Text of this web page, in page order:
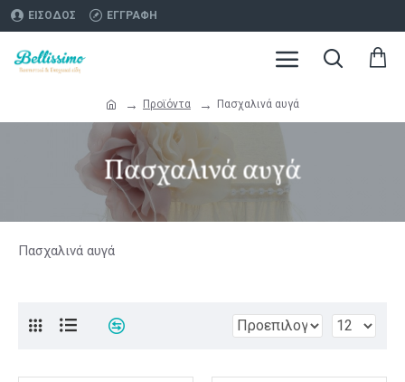
ΕΊΣΟΔΟΣ ΕΓΓΡΑΦΉ
Προϊόντα Πασχαλινά αυγά
Πασχαλινά αυγά
Πασχαλινά αυγά